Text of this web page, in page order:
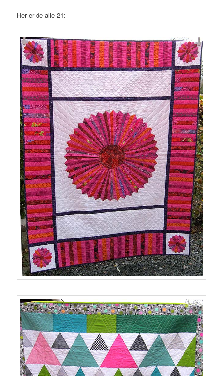
Her er de alle 21: